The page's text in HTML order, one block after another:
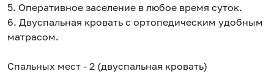
5. Оперативное заселение в любое время суток.
6. Двуспальная кровать с ортопедическим удобным
матрасом.
Спальных мест - 2 (двуспальная кровать)